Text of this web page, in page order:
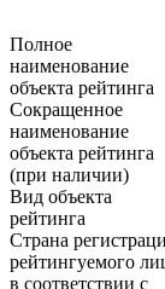
Полное
наименование
объекта рейтинга
Сокращенное
наименование
объекта рейтинга
(при наличии)
Вид объекта
рейтинга
Страна
рейтингуемого
в соответствии с